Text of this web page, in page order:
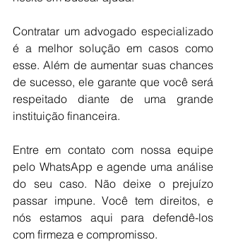
Contratar um advogado especializado
é a melhor solução em casos como
esse. Além de aumentar suas chances
de sucesso, ele garante que você será
respeitado diante de uma grande
instituição financeira.
Entre em contato com nossa equipe
pelo WhatsApp e agende uma análise
do seu caso. Não deixe o prejuízo
passar impune. Você tem direitos, e
nós estamos aqui para defendê-los
com firmeza e compromisso.